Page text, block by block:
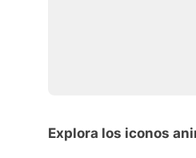
Explora los iconos